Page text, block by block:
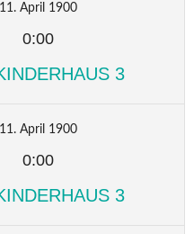
11. April 1900
0:00
3
11. April 1900
0:00
3